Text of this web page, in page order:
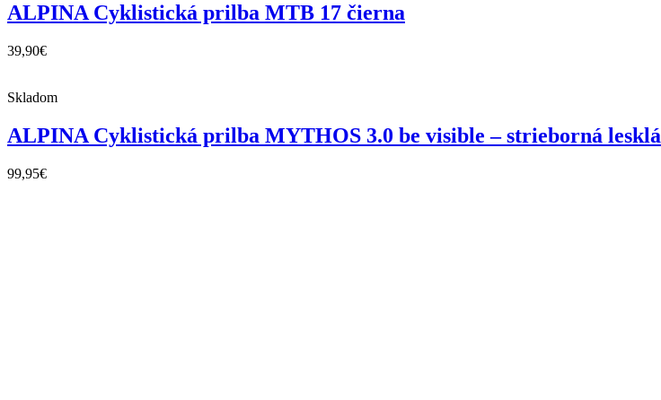
ALPINA Cyklistická prilba MTB 17 čierna
39,90€
Skladom
ALPINA Cyklistická prilba MYTHOS 3.0 be visible – strieborná lesklá
99,95€